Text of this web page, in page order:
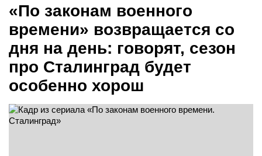
«По законам военного
времени» возвращается со
дня на день: говорят, сезон
про Сталинград будет
особенно хорош